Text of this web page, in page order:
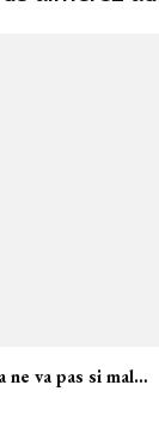
ne va pas si mal…